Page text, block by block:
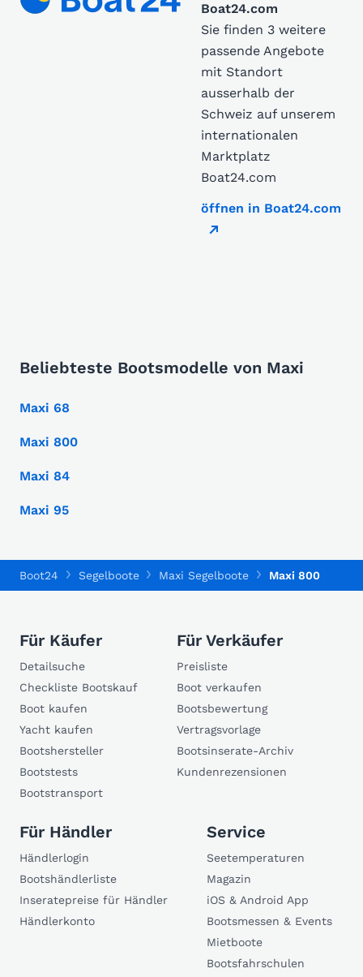
Boat24.com
Sie finden 3 weitere
passende Angebote
mit Standort
ausserhalb der
Schweiz auf unserem
internationalen
Marktplatz
Boat24.com
öffnen in Boat24.com
Beliebteste Bootsmodelle von Maxi
Maxi 68
Maxi 800
Maxi 84
Maxi 95
Boot24 Segelboote Maxi Segelboote Maxi 800
Für Käufer
Detailsuche
Checkliste Bootskauf
Boot kaufen
Yacht kaufen
Bootshersteller
Bootstests
Bootstransport
Für Verkäufer
Preisliste
Boot verkaufen
Bootsbewertung
Vertragsvorlage
Bootsinserate-Archiv
Kundenrezensionen
Für Händler
Händlerlogin
Bootshändlerliste
Inseratepreise für Händler
Händlerkonto
Service
Seetemperaturen
Magazin
iOS & Android App
Bootsmessen & Events
Mietboote
Bootsfahrschulen